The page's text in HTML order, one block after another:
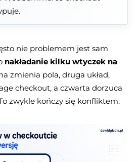
nie problemem jest sam
nakładanie kilku wtyczek na
zmienia pola, druga układ,
checkout, a czwarta dorzuca
zwykle kończy się konfliktem.